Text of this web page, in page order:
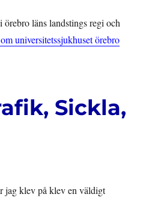
örebro läns landstings regi och
universitetssjukhuset örebro
Sickla,
jag klev på klev en väldigt